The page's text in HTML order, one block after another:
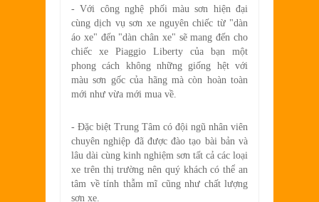
- Với công nghệ phối màu sơn hiện đại
cùng dịch vụ sơn xe nguyên chiếc từ "dàn
áo xe" đến "dànchân xe" sẽ mang đến cho
chiếc xe Piaggio Liberty của bạn một
phong cách không những giống hệt với
màu sơn gốc của hãng mà còn hoàn toàn
mới như vừa mới mua về.
- Đặc biệt Trung Tâm có đội ngũ nhân viên
chuyên nghiệp đã được đào tạo bài bản và
lâu dài cùng kinh nghiệm sơn tất cả các loại
xe trên thị trường nên quý khách có thể an
tâm về tính thẫm mĩ cũng như chất lượng
sơn xe.